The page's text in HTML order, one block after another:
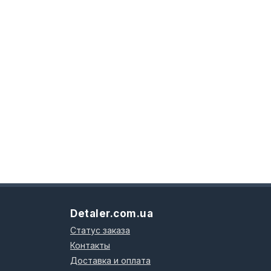
Detaler.com.ua
Статус заказа
Контакты
Доставка и оплата